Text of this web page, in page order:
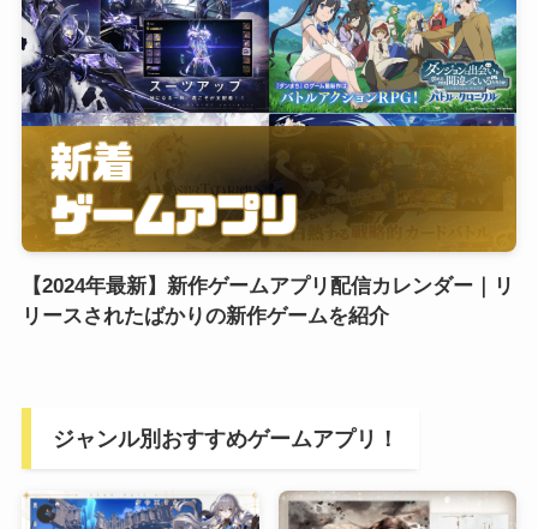
【2024年最新】新作ゲームアプリ配信カレンダー｜リ
リースされたばかりの新作ゲームを紹介
ジャンル別おすすめゲームアプリ！